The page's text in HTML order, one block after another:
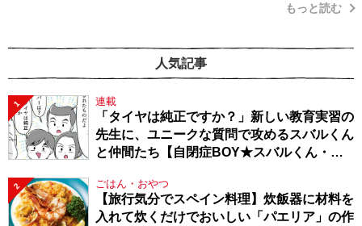
もっと読む
人気記事
1 連載
「タイヤは純正ですか？」新しい教育実習の
先生に、ユニークな質問で攻めるスバルくん
と仲間たち【自閉症BOY★スバルくん・
2 ごはん・おやつ
【旅行気分でスペイン料理】炊飯器に材料を
入れて炊くだけでおいしい「パエリア」の作